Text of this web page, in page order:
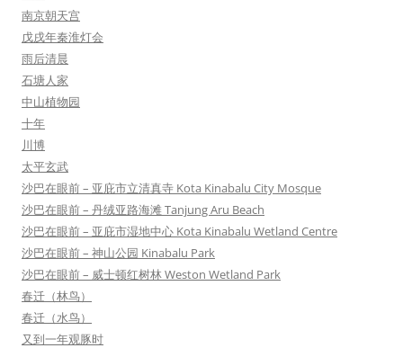
南京朝天宫
戊戌年秦淮灯会
雨后清晨
石塘人家
中山植物园
十年
川博
太平玄武
沙巴在眼前 – 亚庇市立清真寺 Kota Kinabalu City Mosque
沙巴在眼前 – 丹绒亚路海滩 Tanjung Aru Beach
沙巴在眼前 – 亚庇市湿地中心 Kota Kinabalu Wetland Centre
沙巴在眼前 – 神山公园 Kinabalu Park
沙巴在眼前 – 威士顿红树林 Weston Wetland Park
春迁（林鸟）
春迁（水鸟）
又到一年观豚时